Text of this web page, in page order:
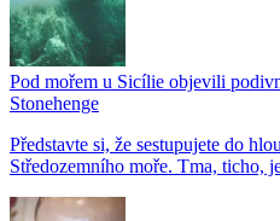
Pod mořem u Sicílie objevili
Stonehenge
Představte si, že sestupujete do
Středozemního moře. Tma, ticho,